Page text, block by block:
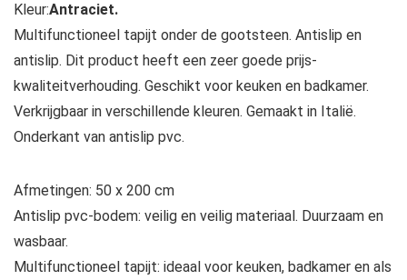
Kleur:Antraciet.
Multifunctioneel tapijt onder de gootsteen. Antislip en
antislip. Dit product heeft een zeer goede prijs-
kwaliteitverhouding. Geschikt voor keuken en badkamer.
Verkrijgbaar in verschillende kleuren. Gemaakt in Italië.
Onderkant van antislip pvc.
Afmetingen: 50 x 200 cm
Antislip pvc-bodem: veilig en veilig materiaal. Duurzaam en
wasbaar.
Multifunctioneel tapijt: ideaal voor keuken, badkamer en als